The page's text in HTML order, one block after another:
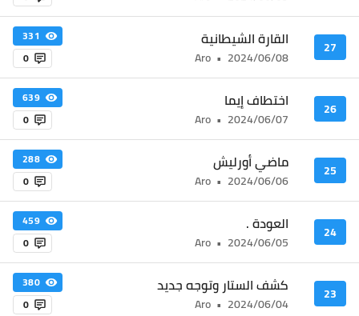
27 القارة الشيطانية
2024/06/08
•
Aro
331
0
26 اختطاف إيما
2024/06/07
•
Aro
639
0
25 ماضي أورليش
2024/06/06
•
Aro
288
0
24 العودة .
2024/06/05
•
Aro
459
0
23 كشف الستار وتوجه جديد
2024/06/04
•
Aro
380
0